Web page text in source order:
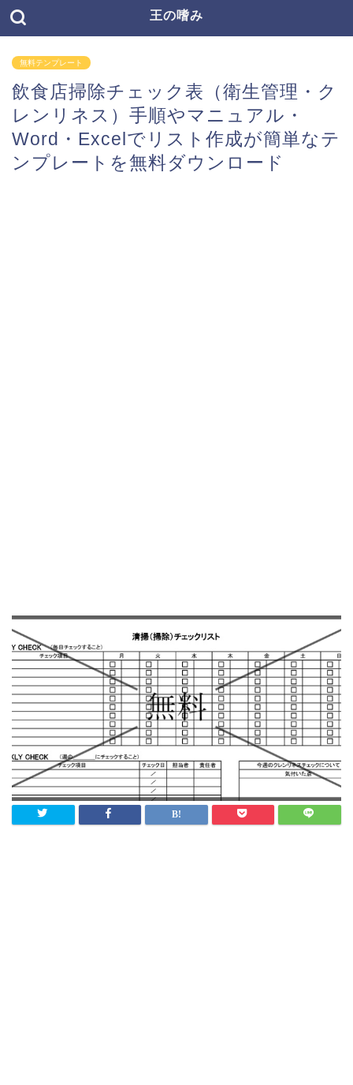
王の嗜み
無料テンプレート
飲食店掃除チェック表（衛生管理・ク
レンリネス）手順やマニュアル・
Word・Excelでリスト作成が簡単なテ
ンプレートを無料ダウンロード